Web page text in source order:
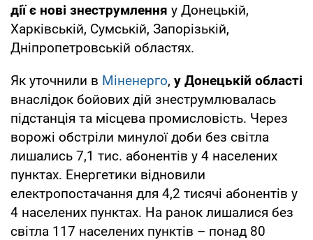
дії є нові знеструмлення у Донецькій,
Харківській, Сумській, Запорізькій,
Дніпропетровській областях.
Як уточнили в Міненерго, у Донецькій області
внаслідок бойових дій знеструмлювалась
підстанція та місцева промисловість. Через
ворожі обстріли минулої доби без світла
лишались 7,1 тис. абонентів у 4 населених
пунктах. Енергетики відновили
електропостачання для 4,2 тисячі абонентів у
4 населених пунктах. На ранок лишалися без
світла 117 населених пунктів – понад 80